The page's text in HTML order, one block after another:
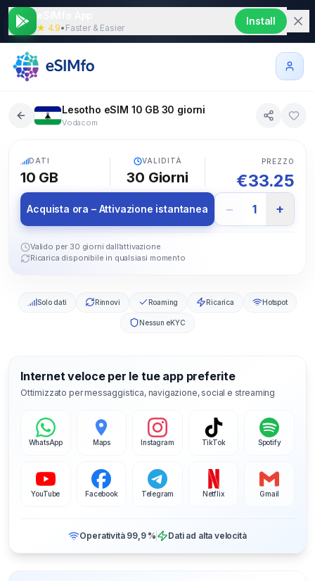
★ 4.9• Faster & Easier
Install
Lesotho eSIM 10 GB 30 giorni
Vodacom
DATI
10 GB
VALIDITÀ
30 Giorni
PREZZO
€33.25
Acquista ora – Attivazione istantanea − 1 +
Valido per 30 giorni dall’attivazione
Ricarica disponibile in qualsiasi momento
Solo dati Rinnovi Roaming Ricarica Hotspot
Nessun eKYC
Internet veloce per le tue app preferite
Ottimizzato per messaggistica, navigazione, social e streaming
WhatsApp Maps Instagram TikTok Spotify
YouTube Facebook Telegram Netflix Gmail
Operatività 99,9 % Dati ad alta velocità